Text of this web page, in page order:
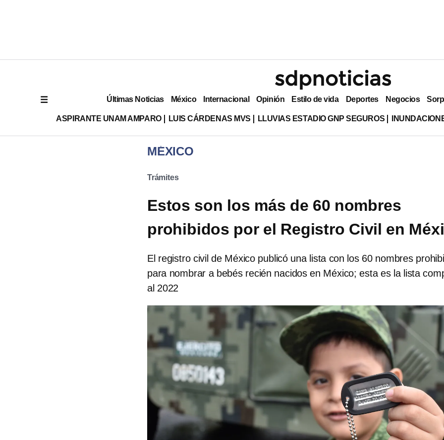
Últimas Noticias México Internacional Opinión Estilo de vida Deportes Negocios
ASPIRANTE UNAM AMPARO LUIS CÁRDENAS MVS LLUVIAS ESTADIO GNP SEGUROS
MÉXICO
Trámites
Estos son los más de 60 nombres
prohibidos por el Registro Civil en
El registro civil de México publicó una lista con los 60 nombres
para nombrar a bebés recién nacidos en México; esta es la lista
al 2022